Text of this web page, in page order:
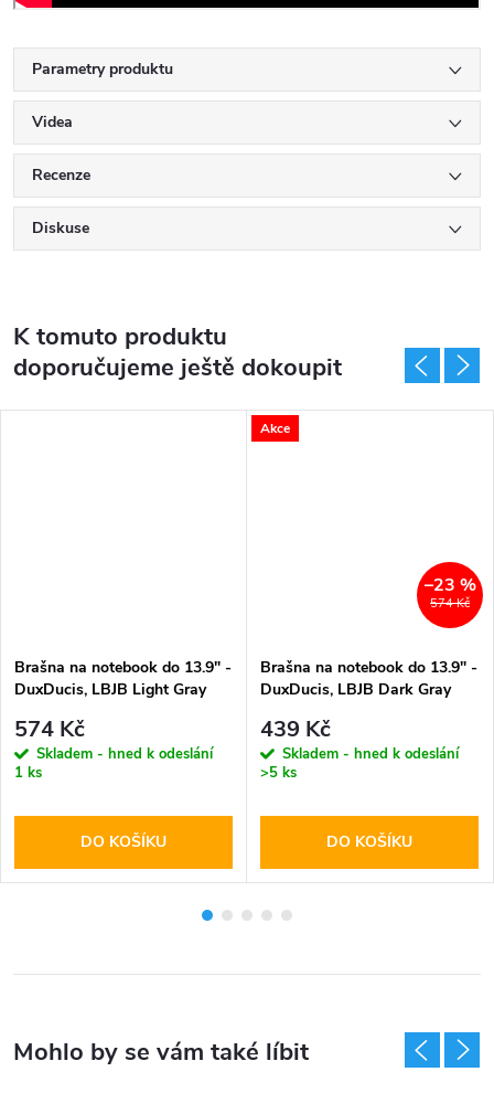
Parametry produktu
Videa
Recenze
Diskuse
K tomuto produktu
doporučujeme ještě dokoupit
Brašna na notebook do 13.9" -
DuxDucis, LBJB Light Gray
574 Kč
Skladem - hned k odeslání
1 ks
DO KOŠÍKU
Akce
574 Kč
–23 %
Brašna na notebook do 13.9" -
DuxDucis, LBJB Dark Gray
439 Kč
Skladem - hned k odeslání
>5 ks
DO KOŠÍKU